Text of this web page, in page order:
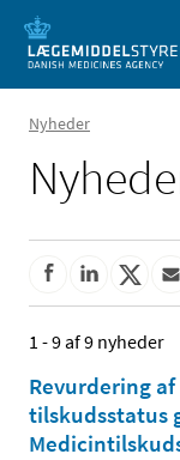
Nyheder
1 - 9 af 9 nyheder
Revurdering
tilskudsstatus